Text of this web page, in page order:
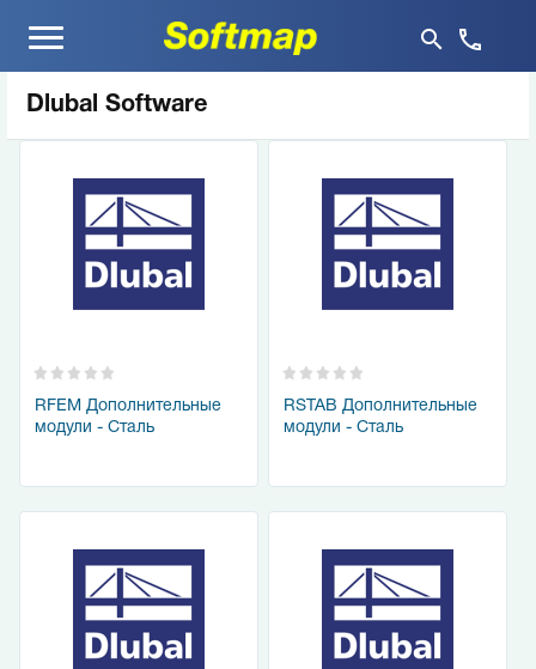
Меню
Dlubal Software
RFEM Дополнительные
модули - Сталь
RSTAB Дополнительные
модули - Сталь